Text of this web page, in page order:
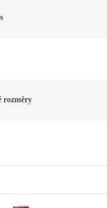
rozměry